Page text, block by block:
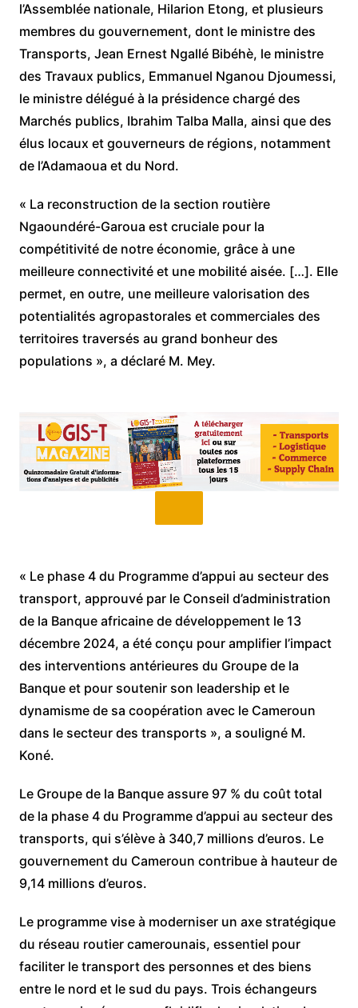
l’Assemblée nationale, Hilarion Etong, et plusieurs
membres du gouvernement, dont le ministre des
Transports, Jean Ernest Ngallé Bibéhè, le ministre
des Travaux publics, Emmanuel Nganou Djoumessi,
le ministre délégué à la présidence chargé des
Marchés publics, Ibrahim Talba Malla, ainsi que des
élus locaux et gouverneurs de régions, notamment
de l’Adamaoua et du Nord.
« La reconstruction de la section routière
Ngaoundéré-Garoua est cruciale pour la
compétitivité de notre économie, grâce à une
meilleure connectivité et une mobilité aisée. […]. Elle
permet, en outre, une meilleure valorisation des
potentialités agropastorales et commerciales des
territoires traversés au grand bonheur des
populations », a déclaré M. Mey.
« Le phase 4 du Programme d’appui au secteur des
transport, approuvé par le Conseil d’administration
de la Banque africaine de développement le 13
décembre 2024, a été conçu pour amplifier l’impact
des interventions antérieures du Groupe de la
Banque et pour soutenir son leadership et le
dynamisme de sa coopération avec le Cameroun
dans le secteur des transports », a souligné M.
Koné.
Le Groupe de la Banque assure 97 % du coût total
de la phase 4 du Programme d’appui au secteur des
transports, qui s’élève à 340,7 millions d’euros. Le
gouvernement du Cameroun contribue à hauteur de
9,14 millions d’euros.
Le programme vise à moderniser un axe stratégique
du réseau routier camerounais, essentiel pour
faciliter le transport des personnes et des biens
entre le nord et le sud du pays. Trois échangeurs